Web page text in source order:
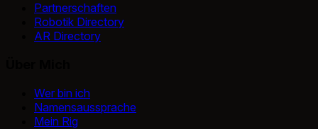
Partnerschaften
Robotik Directory
AR Directory
Wer bin ich
Namensaussprache
Mein Rig